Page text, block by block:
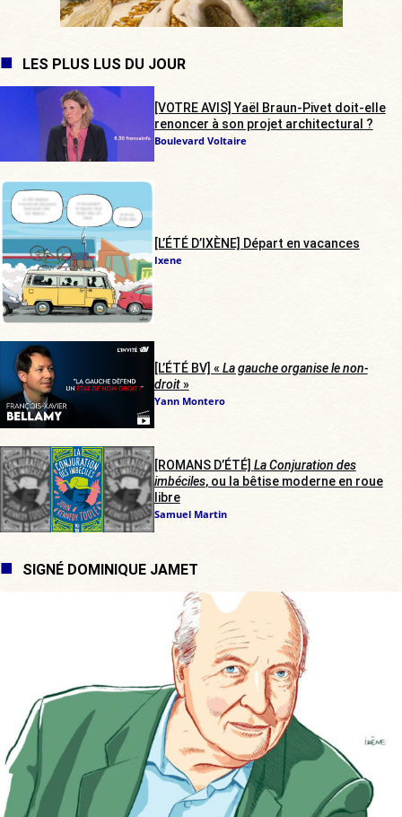
LES PLUS LUS DU JOUR
[VOTRE AVIS] Yaël Braun-Pivet doit-elle
renoncer à son projet architectural ?
Boulevard Voltaire
[L’ÉTÉ D’IXÈNE] Départ en vacances
Ixene
[L’ÉTÉ BV] « La gauche organise le non-
droit»
Yann Montero
[ROMANS D’ÉTÉ] La Conjuration des
imbéciles, ou la bêtise moderne en roue
libre
Samuel Martin
SIGNÉ DOMINIQUE JAMET